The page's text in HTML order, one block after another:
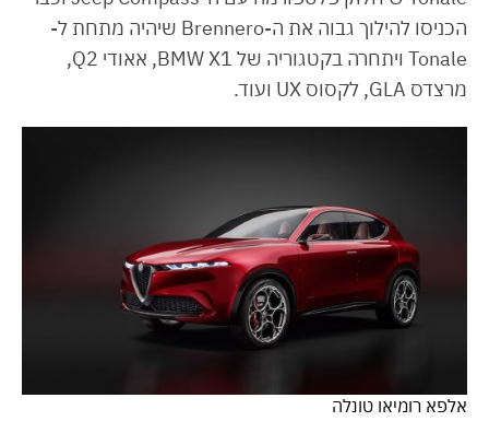
הכניסו להילוך גבוה את ה-Brennero שיהיה מתחת ל-
Tonale ויתחרה בקטגוריה של BMW X1, אאודי Q2,
מרצדס GLA, לקסוס UX ועוד.
אלפא רומיאו טונלה